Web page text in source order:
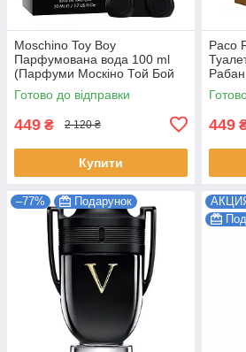
Moschino Toy Boy
Парфумована вода 100 ml
(Парфуми Москіно Той Бой
Чоловічі EDP)
Готово до відправки
449 ₴ 2 120 ₴
Купити
Paco
Рабан
449
–77% Подарунок